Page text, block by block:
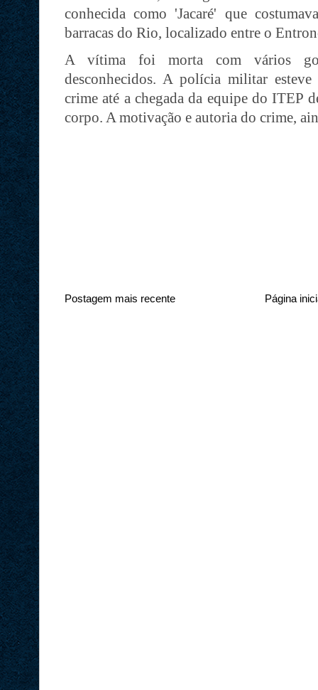
conhecida como 'Jacaré' que
barracas do Rio, localizado entre o
A vítima foi morta com vários
desconhecidos. A polícia militar
crime até a chegada da equipe do ITEP
corpo. A motivação e autoria do crime,
Postagem mais recente Página